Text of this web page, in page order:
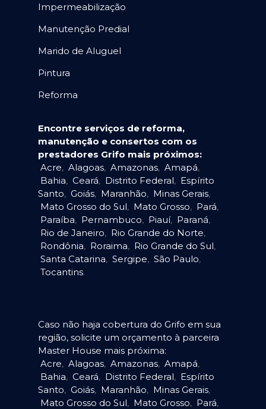
Impermeabilização
Manutenção Predial
Marido de Aluguel
Pintura
Reforma
Encontre serviços de reforma,
manutenção e consertos com os
prestadores Grifo mais próximos:
Acre, Alagoas, Amazonas, Amapá,
Bahia, Ceará, Distrito Federal, Espírito
Santo, Goiás, Maranhão, Minas Gerais,
Mato Grosso do Sul, Mato Grosso, Pará,
Paraíba, Pernambuco, Piauí, Paraná,
Rio de Janeiro, Rio Grande do Norte,
Rondônia, Roraima, Rio Grande do Sul,
Santa Catarina, Sergipe, São Paulo,
Tocantins.
Caso não haja cobertura do Grifo em sua
região, solicite um orçamento à parceira
Master House mais próxima:
Acre, Alagoas, Amazonas, Amapá,
Bahia, Ceará, Distrito Federal, Espírito
Santo, Goiás, Maranhão, Minas Gerais,
Mato Grosso do Sul, Mato Grosso, Pará,